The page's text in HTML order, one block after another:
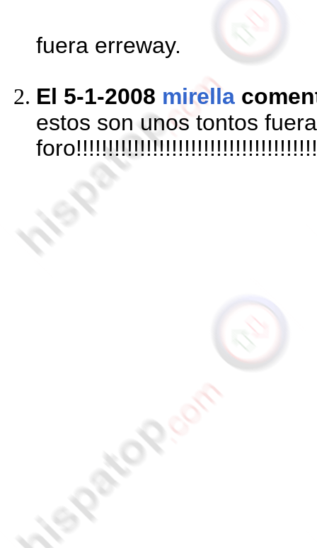
fuera erreway.
El 5-1-2008 mirella
estos son unos tontos